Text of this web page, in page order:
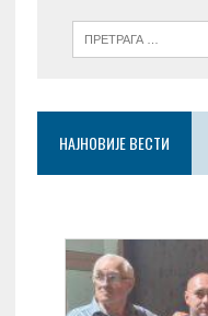
НАЈНОВИЈЕ ВЕСТИ